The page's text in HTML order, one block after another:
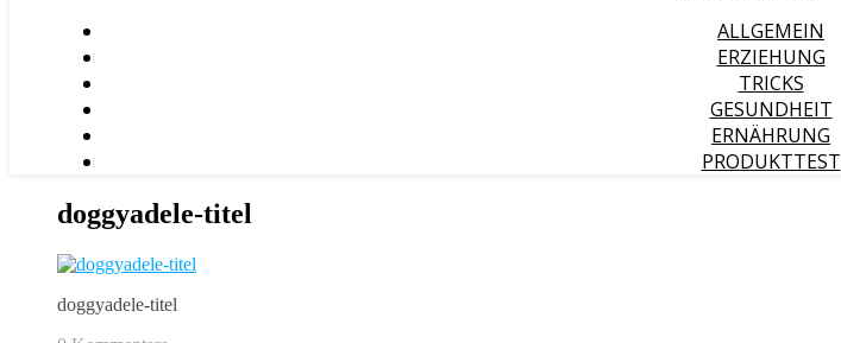
ALLGEMEIN
ERZIEHUNG
TRICKS
GESUNDHEIT
ERNÄHRUNG
PRODUKTTEST
doggyadele-titel
doggyadele-titel